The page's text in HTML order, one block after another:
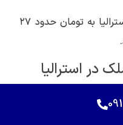
در نتیجه، قیمت متوسط خانه در استرالیا به تومان حدود ۲۷
در استرالیا
خود ملک، مخارج دیگری
قانونی، هزینه‌های